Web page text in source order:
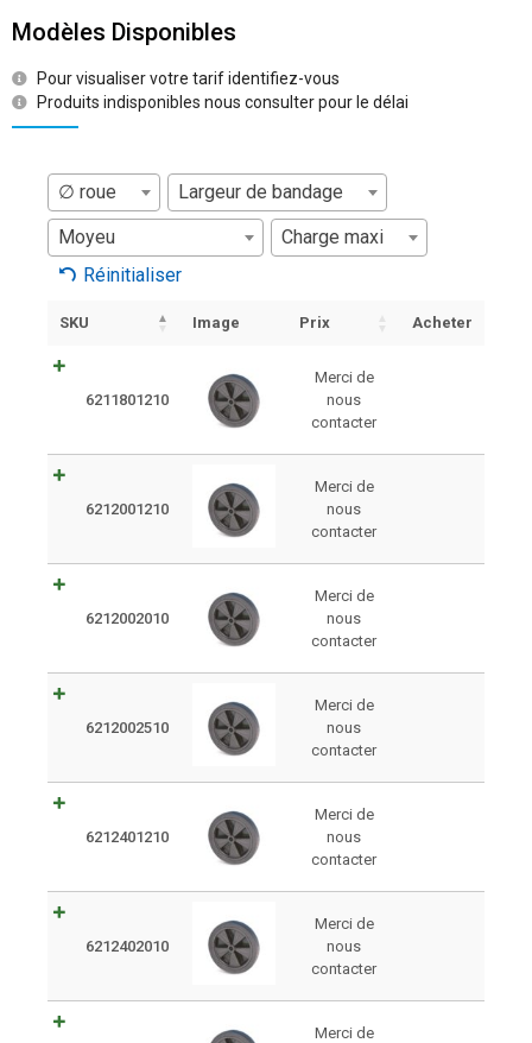
Modèles Disponibles
Pour visualiser votre tarif identifiez-vous
Produits indisponibles nous consulter pour le délai
∅ roue
Largeur de bandage
Moyeu
Charge maxi
Réinitialiser
SKU Image Prix Acheter
6211801210
Merci de
nous
contacter
6212001210
Merci de
nous
contacter
6212002010
Merci de
nous
contacter
6212002510
Merci de
nous
contacter
6212401210
Merci de
nous
contacter
6212402010
Merci de
nous
contacter
Merci de